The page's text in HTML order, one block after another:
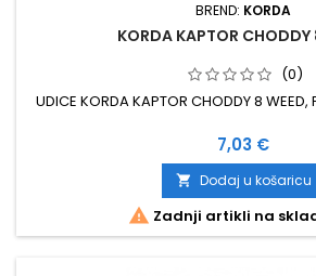
BREND: KORDA
KORDA KAPTOR CHODDY
(0)
UDICE KORDA KAPTOR CHODDY 8
Cijena
7,03 €
 Dodaj u košaricu
 Zadnji artikli na